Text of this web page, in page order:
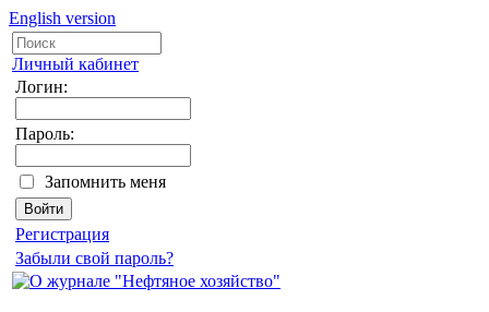
English version
Личный кабинет
Логин:
Пароль:
Запомнить меня
Регистрация
Забыли свой пароль?